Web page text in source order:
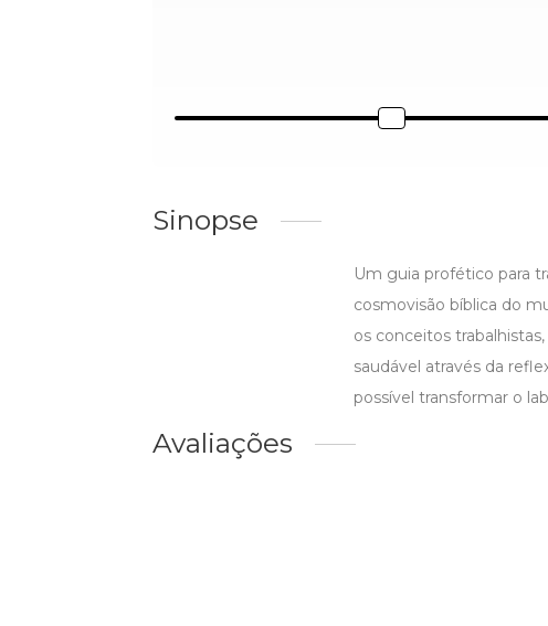
Sinopse
Um guia profético para
cosmovisão bíblica do
os conceitos
saudável através da
possível transformar o
Avaliações